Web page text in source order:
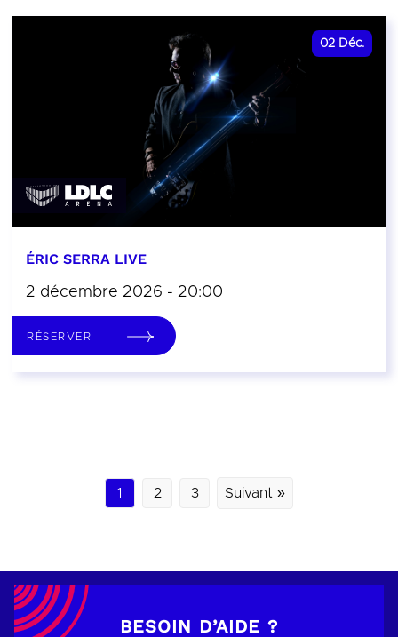
02 Déc.
ÉRIC SERRA LIVE
2 décembre 2026 - 20:00
RÉSERVER
1 2 3 Suivant »
BESOIN D’AIDE ?